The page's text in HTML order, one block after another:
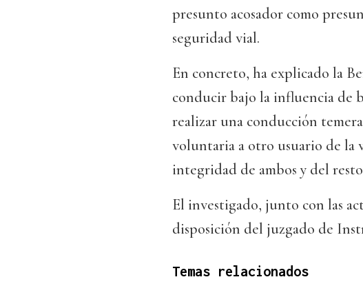
presunto acosador como
seguridad vial.
En concreto, ha explicado la
conducir bajo la influencia de
realizar una conducción
voluntaria a otro usuario de la
integridad de ambos y del
El investigado, junto con las
disposición del juzgado de
Temas relacionados